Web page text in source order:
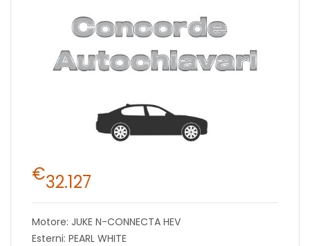
€32.127
Motore: JUKE N-CONNECTA HEV
Esterni: PEARL WHITE